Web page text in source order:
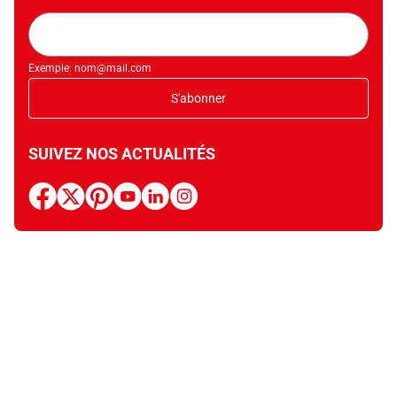
Adresse
mail
Exemple: nom@mail.com
S'abonner
SUIVEZ NOS ACTUALITÉS
facebook
x pinterestyoutubelinkedininstagram